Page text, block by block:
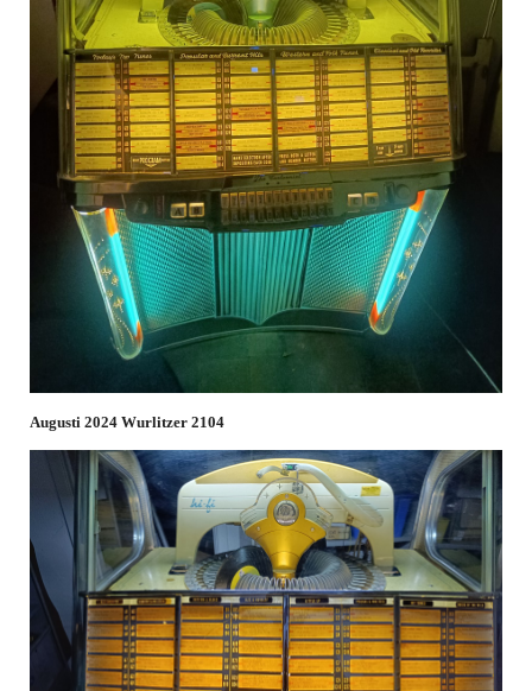
Augusti 2024 Wurlitzer 2104